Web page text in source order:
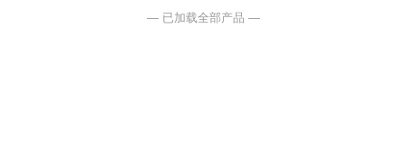
— 已加载全部产品 —